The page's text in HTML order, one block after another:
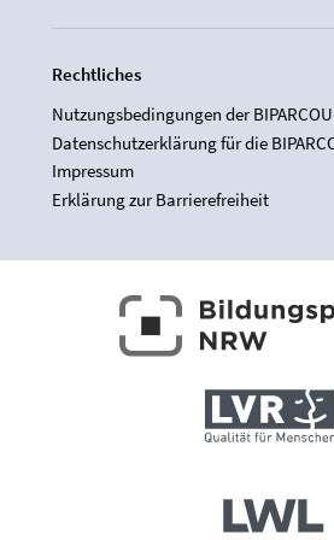
Rechtliches
Nutzungsbedingungen der
Datenschutzerklärung für die
Impressum
Erklärung zur Barrierefreiheit